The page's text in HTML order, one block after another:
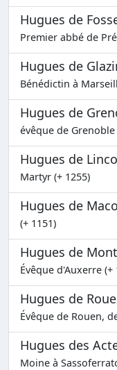
Hugues de
Premier abbé de
Hugues de
Bénédictin à
Hugues de
évêque de Grenoble
Hugues de
Martyr (+ 1255)
Hugues de
(+ 1151)
Hugues de
Évêque d'Auxerre (+
Hugues de
Évêque de Rouen,
Hugues des
Moine à